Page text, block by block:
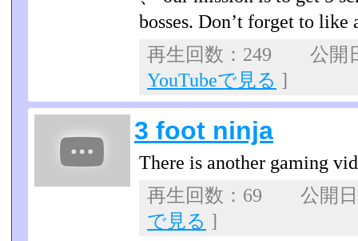
bosses. Don’t forget to like
再生回数：249 公開
YouTubeで見る ]
3 foot ninja
There is another gaming
再生回数：69 公開
で見る ]